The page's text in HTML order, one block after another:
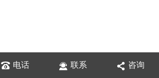
电话 联系 咨询